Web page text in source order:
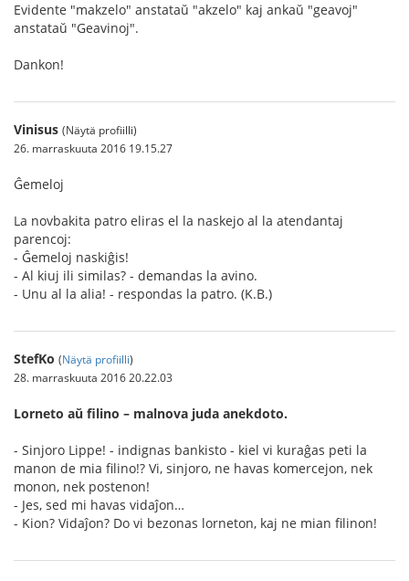
Evidente "makzelo" anstataŭ "akzelo" kaj ankaŭ "geavoj"
anstataŭ "Geavinoj".
Dankon!
Vinisus (Näytä profiilli)
26. marraskuuta 2016 19.15.27
Ĝemeloj
La novbakita patro eliras el la naskejo al la atendantaj
parencoj:
- Ĝemeloj naskiĝis!
- Al kiuj ili similas? - demandas la avino.
- Unu al la alia! - respondas la patro. (K.B.)
StefKo (Näytä profiilli)
28. marraskuuta 2016 20.22.03
Lorneto aŭ filino – malnova juda anekdoto.
- Sinjoro Lippe! - indignas bankisto - kiel vi kuraĝas peti la
manon de mia filino!? Vi, sinjoro, ne havas komercejon, nek
monon, nek postenon!
- Jes, sed mi havas vidaĵon…
- Kion? Vidaĵon? Do vi bezonas lorneton, kaj ne mian filinon!